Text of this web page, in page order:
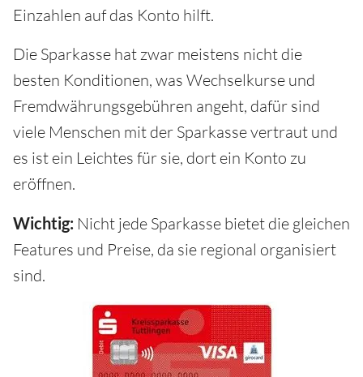
Einzahlen auf das Konto hilft.
Die Sparkasse hat zwar meistens nicht die
besten Konditionen, was Wechselkurse und
Fremdwährungsgebühren angeht, dafür sind
viele Menschen mit der Sparkasse vertraut und
es ist ein Leichtes für sie, dort ein Konto zu
eröffnen.
Wichtig: Nicht jede Sparkasse bietet die gleichen
Features und Preise, da sie regional organisiert
sind.